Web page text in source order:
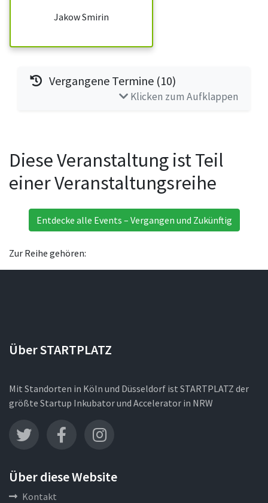
Jakow Smirin
Vergangene Termine (10)
Klicken zum Aufklappen
Diese Veranstaltung ist Teil
einer Veranstaltungsreihe
Entdecke alle Events – Vergangen und Zukünftig
Zur Reihe gehören:
Über STARTPLATZ
Mit Standorten in Köln und Düsseldorf ist STARTPLATZ der
größte Startup Inkubator und Accelerator in NRW
Über diese Website
Kontakt